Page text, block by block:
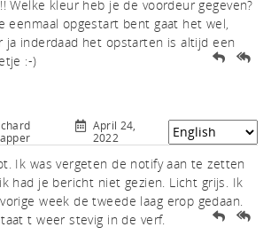
A
Welke kleur heb je de voordeur gegeven?
eenmaal opgestart bent gaat het wel,
ja inderdaad het opstarten is altijd een
:-)
April 24,
2022
Ik was vergeten de notify aan te zetten
had je bericht niet gezien. Licht grijs. Ik
week de tweede laag erop gedaan.
t weer stevig in de verf.